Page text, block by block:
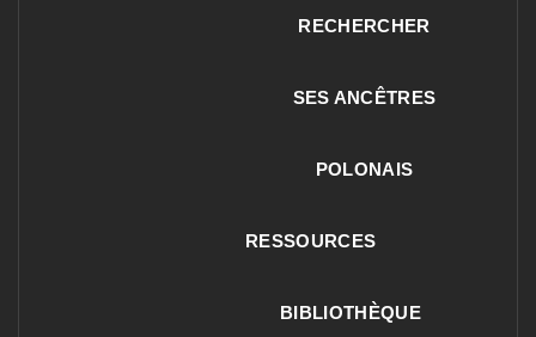
RECHERCHER
SES ANCÊTRES
POLONAIS
RESSOURCES
BIBLIOTHÈQUE